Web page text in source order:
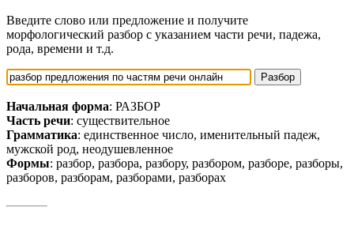
Введите слово или предложение и получите
морфологический разбор с указанием части речи, падежа,
рода, времени и т.д.
Начальная форма: РАЗБОР
Часть речи: существительное
Грамматика: единственное число, именительный падеж,
мужской род, неодушевленное
Формы: разбор, разбора, разбору, разбором, разборе, разборы,
разборов, разборам, разборами, разборах